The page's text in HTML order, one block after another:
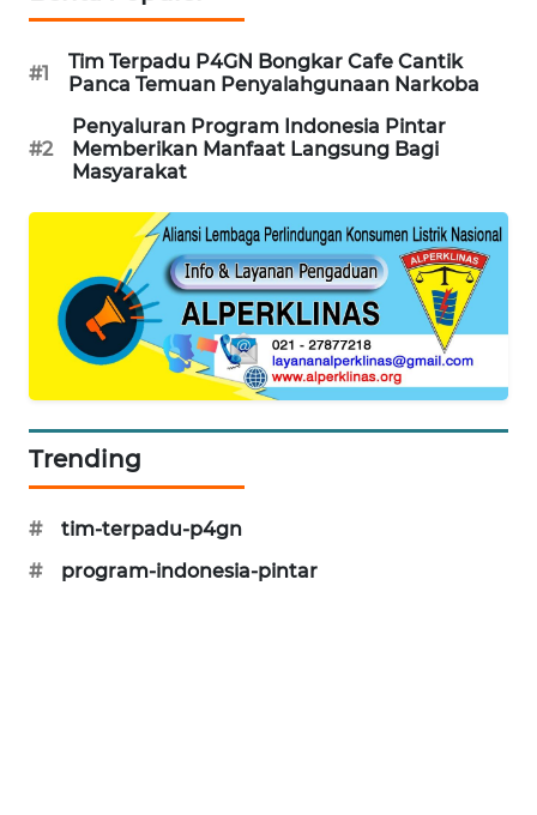
#1
Tim Terpadu P4GN Bongkar Cafe Cantik
Panca Temuan Penyalahgunaan Narkoba
#2
Penyaluran Program Indonesia Pintar
Memberikan Manfaat Langsung Bagi
Masyarakat
Trending
#
tim-terpadu-p4gn
#
program-indonesia-pintar
NEWS
JURNAL
MARITIM
HUMBANG
NEWS
GARONGGANG
NEWS
FISUELRI
ID
ENERGI
NEWS
NEWS